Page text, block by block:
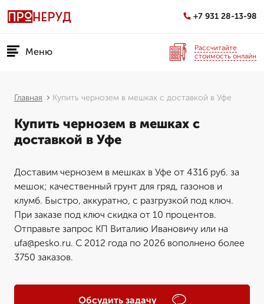
+7 931 28-13-98
Меню
Рассчитайте
стоимость онлайн
Главная Купить чернозем в мешках с доставкой в Уфе
Купить чернозем в мешках с
доставкой в Уфе
Доставим чернозем в мешках в Уфе от 4316 руб. за
мешок; качественный грунт для гряд, газонов и
клумб. Быстро, аккуратно, с разгрузкой под ключ.
При заказе под ключ скидка от 10 процентов.
Отправьте запрос КП Виталию Ивановичу или на
ufa@pesko.ru. С 2012 года по 2026 вополнено более
3750 заказов.
Обсудить задачу